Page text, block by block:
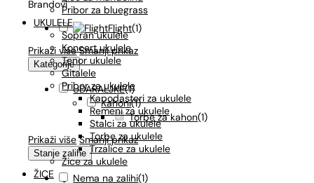
Pribor za bluegrass
UKULELE
Sopran ukulele
Koncert ukulele
Tenor ukulele
Gitalele
Pribor za ukulele
Kapodasteri za ukulele
Remeni za ukulele
Stalci za ukulele
Torbe za ukulele
Trzalice za ukulele
Žice za ukulele
ŽICE
Brandovi
Flight(1)
Prikaži više Smanji prikaz
Kategorije
UDARALJKE(1)
Kahoni(1)
Torbe za kahon(1)
Prikaži više Smanji prikaz
Stanje zalihe
Nema na zalihi(1)